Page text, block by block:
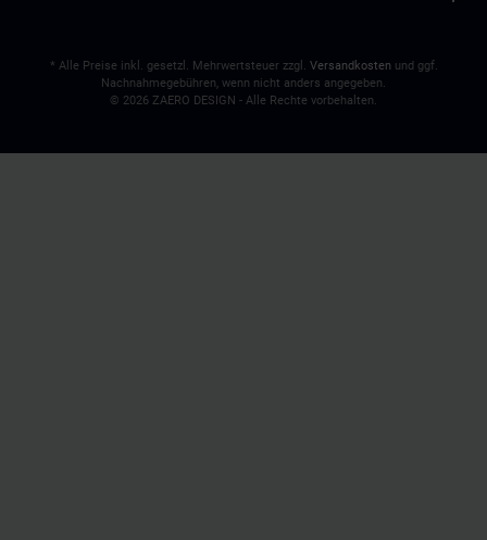
* Alle Preise inkl. gesetzl. Mehrwertsteuer zzgl. Versandkosten und ggf.
Nachnahmegebühren, wenn nicht anders angegeben.
© 2026 ZAERO DESIGN - Alle Rechte vorbehalten.